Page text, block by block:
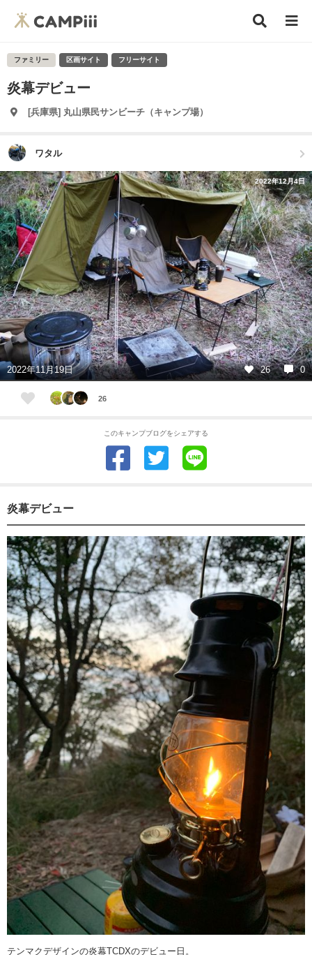
ファミリー 区画サイト フリーサイト
炎幕デビュー
[兵庫県] 丸山県民サンビーチ（キャンプ場）
ワタル
2022年12月4日
2022年11月19日 26 0
26
このキャンプブログをシェアする
炎幕デビュー
テンマクデザインの炎幕TCDXのデビュー日。